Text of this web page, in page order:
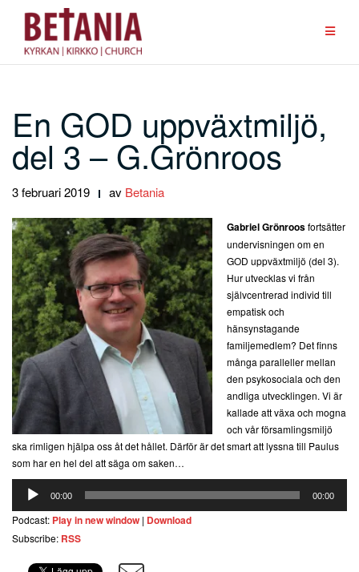
Hoppa
innehåll
En GOD uppväxtmiljö,
del 3 – G.Grönroos
3 februari 2019 av Betania
Gabriel Grönroosfortsätter
undervisningen om en
GOD uppväxtmiljö (del 3).
Hur utvecklas vi från
självcentrerad individ till
empatisk och
hänsynstagande
familjemedlem? Det finns
många paralleller mellan
den psykosociala och den
andliga utvecklingen. Vi är
kallade att växa och mogna
och vår församlingsmiljö
ska rimligen hjälpa oss åt det hållet. Därför är det smart att lyssna till Paulus
som har en hel del att säga om saken…
Ljudspelare
00:00 00:00
Podcast: Play in new window | Download
Subscribe: RSS